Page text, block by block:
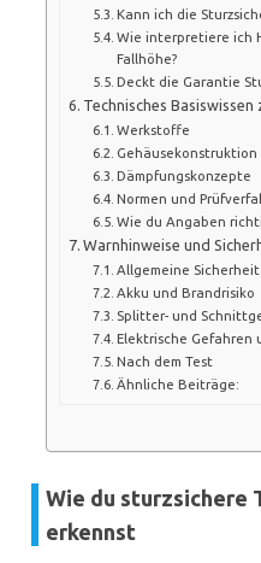
Kann ich die
Wie interpretiere ich
Fallhöhe?
Deckt die Garantie
Technisches
Werkstoffe
Gehäusekonstruktion
Dämpfungskonzepte
Normen und
Wie du Angaben
Warnhinweise und
Allgemeine Sicherheit
Akku und Brandrisiko
Splitter- und
Elektrische Gefahren
Nach dem Test
Ähnliche Beiträge:
Wie du sturzsichere
erkennst